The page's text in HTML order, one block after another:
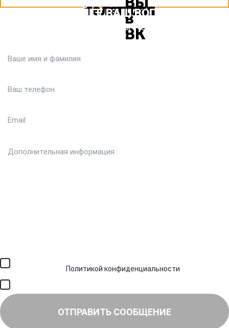
ЗАДАЙТЕ ВАШ ВОПРОС
Или кратко опишите ситуацию. Мы очень быстро свяжемся с
вами :)
Политикой конфиденциальности
ОТПРАВИТЬ СООБЩЕНИЕ